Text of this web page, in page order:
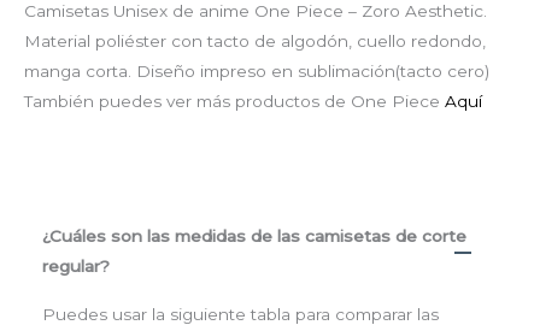
Camisetas Unisex de anime One Piece – Zoro Aesthetic.
Material poliéster con tacto de algodón, cuello redondo,
manga corta. Diseño impreso en sublimación(tacto cero)
También puedes ver más productos de One Piece Aquí
¿Cuáles son las medidas de las camisetas de corte
regular?
Puedes usar la siguiente tabla para comparar las